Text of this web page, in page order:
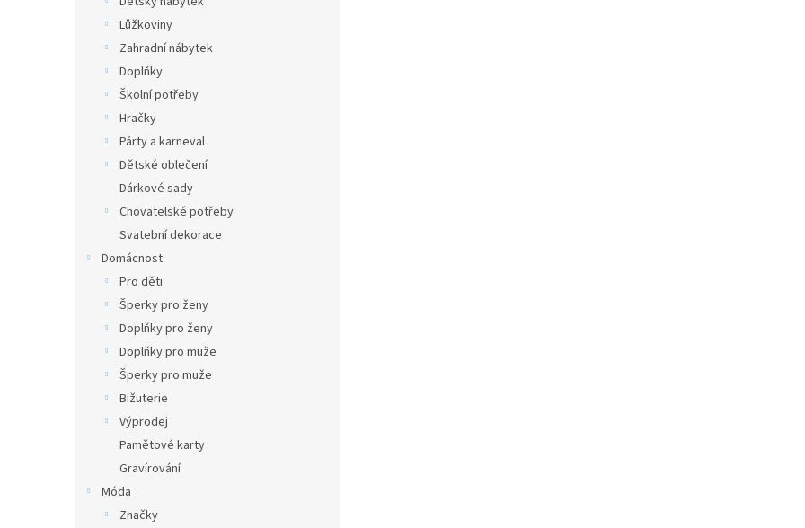
Lůžkoviny
Zahradní nábytek
Doplňky
Školní potřeby
Hračky
Párty a karneval
Dětské oblečení
Dárkové sady
Chovatelské potřeby
Svatební dekorace
Domácnost
Pro děti
Šperky pro ženy
Doplňky pro ženy
Doplňky pro muže
Šperky pro muže
Bižuterie
Výprodej
Pamětové karty
Gravírování
Móda
Značky